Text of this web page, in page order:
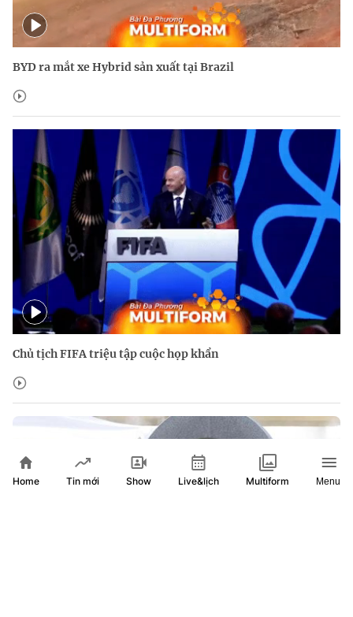
BYD ra mắt xe Hybrid sản xuất tại Brazil
Chủ tịch FIFA triệu tập cuộc họp khẩn
Home Tin mới Show Live&lịch Multiform Menu